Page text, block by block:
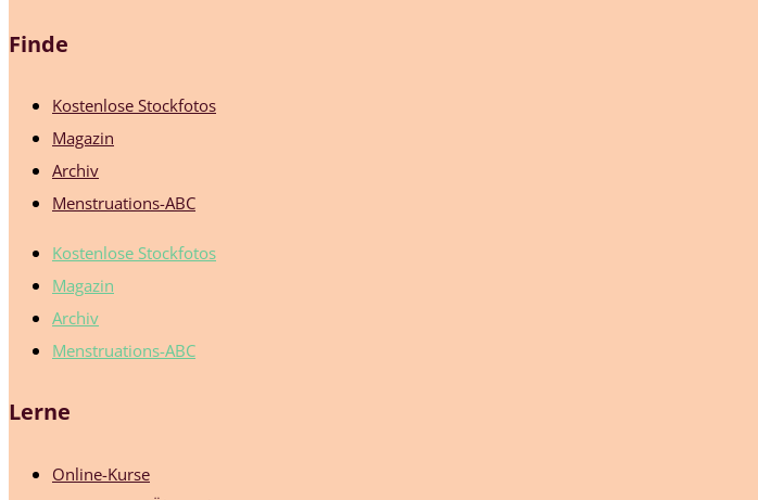
Finde
Kostenlose Stockfotos
Magazin
Archiv
Menstruations-ABC
Kostenlose Stockfotos
Magazin
Archiv
Menstruations-ABC
Lerne
Online-Kurse